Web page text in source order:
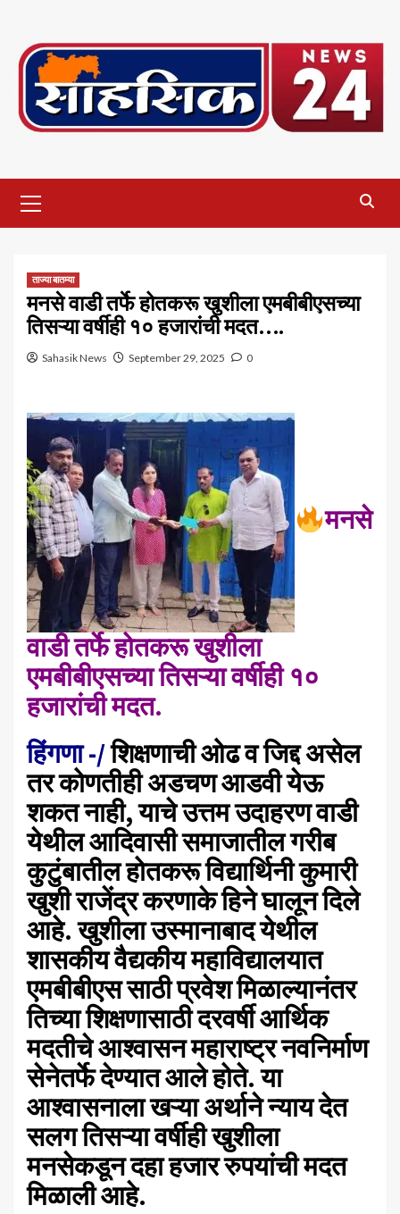
content
Menu
ताज्या बातम्या
मनसे वाडी तर्फे होतकरू खुशीला एमबीबीएसच्या
तिसऱ्या वर्षीही १० हजारांची मदत….
Sahasik News September 29, 2025 0
मनसे
वाडी तर्फे होतकरू खुशीला
एमबीबीएसच्या तिसऱ्या वर्षीही १०
हजारांची मदत.
हिंगणा -/शिक्षणाची ओढ व जिद्द असेल
तर कोणतीही अडचण आडवी येऊ
शकत नाही, याचे उत्तम उदाहरण वाडी
येथील आदिवासी समाजातील गरीब
कुटुंबातील होतकरू विद्यार्थिनी कुमारी
खुशी राजेंद्र करणाके हिने घालून दिले
आहे. खुशीला उस्मानाबाद येथील
शासकीय वैद्यकीय महाविद्यालयात
एमबीबीएस साठी प्रवेश मिळाल्यानंतर
तिच्या शिक्षणासाठी दरवर्षी आर्थिक
मदतीचे आश्वासन महाराष्ट्र नवनिर्माण
सेनेतर्फे देण्यात आले होते. या
आश्वासनाला खऱ्या अर्थाने न्याय देत
सलग तिसऱ्या वर्षीही खुशीला
मनसेकडून दहा हजार रुपयांची मदत
मिळाली आहे.